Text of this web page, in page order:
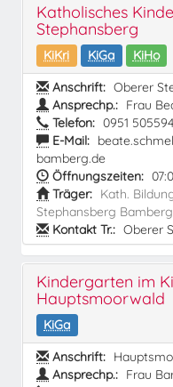
Katholisches
Stephansberg
KiKri KiGa
KiHo
Anschrift: Oberer
Ansprechp.: Frau
Telefon: 0951
E-Mail:
bamberg.de
Öffnungszeiten:
Träger: Kath.
Stephansberg
Kontakt Tr.: Oberer
Kindergarten im
Hauptsmoorwald
KiGa
Anschrift:
Ansprechp.: Frau